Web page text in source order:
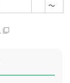
～